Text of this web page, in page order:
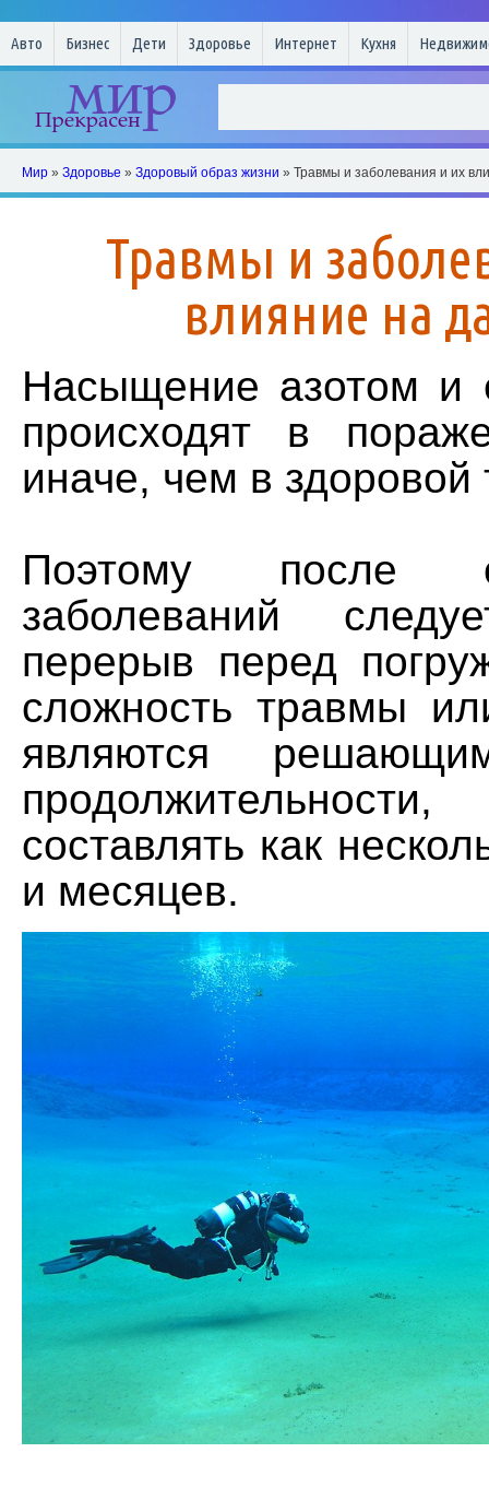
Авто Бизнес Дети Здоровье Интернет Кухня
Мир » Здоровье » Здоровый образ жизни » Травмы и заболевания и их
Травмы и
влияние на
Насыщение азотом и
происходят в
иначе, чем в здоровой
Поэтому после
заболеваний
перерыв перед
сложность травмы
являются
составлять как
и месяцев.